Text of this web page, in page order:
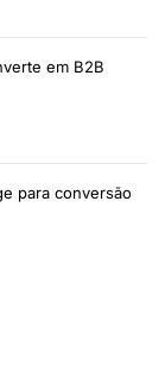
em B2B
para conversão